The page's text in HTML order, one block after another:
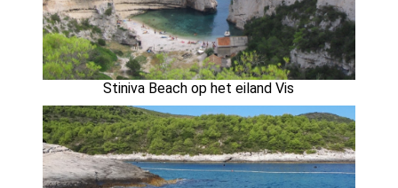
Stiniva Beach op het eiland Vis